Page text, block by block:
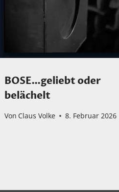
BOSE…geliebt oder
belächelt
Von Claus Volke 8. Februar 2026